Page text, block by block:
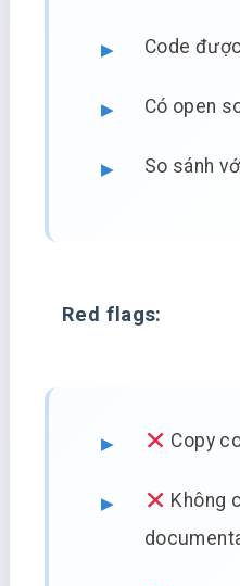
Code
Có open
So sánh
Red flags:
Copy
Không